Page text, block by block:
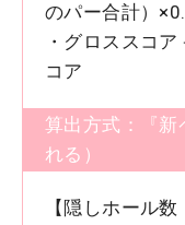
のパー合計）
・グロススコ
コア
算出方式：『新
れる）
【隠しホール数